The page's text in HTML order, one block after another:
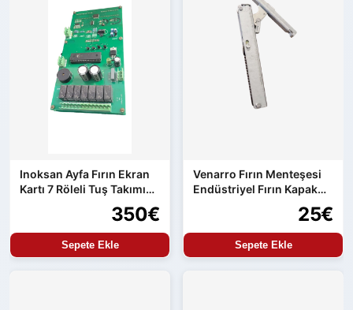
Inoksan Ayfa Fırın Ekran
Kartı 7 Röleli Tuş Takımı
ve Güç Kartı Entegre350€
Sepete Ekle
Venarro Fırın Menteşesi
Endüstriyel Fırın Kapak
Menteşesi Uyumlu Set25€
Sepete Ekle